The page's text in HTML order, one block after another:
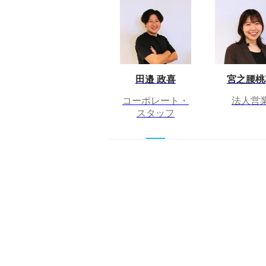
田邉 政喜
コーポレート・
スタッフ
宮之腰
法人営